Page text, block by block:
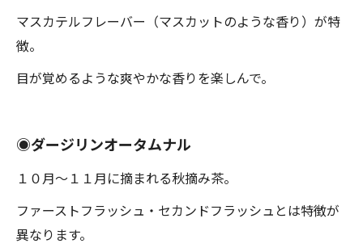
マスカテルフレーバー（マスカットのような香り）が特
徴。
目が覚めるような爽やかな香りを楽しんで。
◉ダージリンオータムナル
１０月〜１１月に摘まれる秋摘み茶。
ファーストフラッシュ・セカンドフラッシュとは特徴が
異なります。